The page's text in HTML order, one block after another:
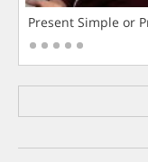
Present Simple or